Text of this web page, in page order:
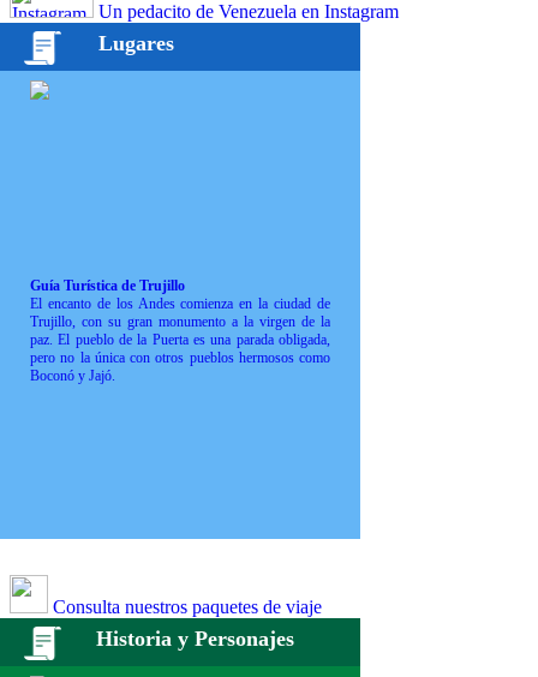
Un pedacito de Venezuela en Instagram
Lugares
Guía Turística de Trujillo
El encanto de los Andes comienza en la ciudad de
Trujillo, con su gran monumento a la virgen de la
paz. El pueblo de la Puerta es una parada obligada,
pero no la única con otros pueblos hermosos como
Boconó y Jajó.
Consulta nuestros paquetes de viaje
Historia y Personajes